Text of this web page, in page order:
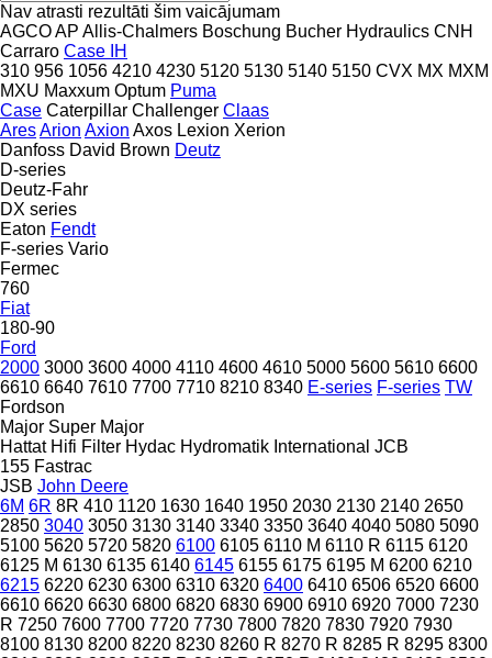
Nav atrasti rezultāti šim vaicājumam
AGCOAP Allis-Chalmers Boschung Bucher Hydraulics CNH
Carraro Case IH
310 956 1056 4210 4230 5120 5130 5140 5150 CVX MX MXM
MXU Maxxum Optum Puma
Case Caterpillar Challenger Claas
AresArion Axion Axos Lexion Xerion
Danfoss David Brown Deutz
D-series
Deutz-Fahr
DX series
Eaton Fendt
F-series Vario
Fermec
760
Fiat
180-90
Ford
2000 3000 3600 4000 4110 4600 4610 5000 5600 5610 6600
6610 6640 7610 7700 7710 8210 8340 E-series F-series TW
Fordson
Major Super Major
Hattat Hifi Filter Hydac Hydromatik International JCB
155 Fastrac
JSB John Deere
6M 6R 8R 410 1120 1630 1640 1950 2030 2130 2140 2650
2850 3040 3050 3130 3140 3340 3350 3640 4040 5080 5090
5100 5620 5720 5820 6100 6105 6110 M 6110 R 6115 6120
6125 M 6130 6135 6140 6145 6155 6175 6195 M 6200 6210
6215 6220 6230 6300 6310 6320 6400 6410 6506 6520 6600
6610 6620 6630 6800 6820 6830 6900 6910 6920 7000 7230
R 7250 7600 7700 7720 7730 7800 7820 7830 7920 7930
8100 8130 8200 8220 8230 8260 R 8270 R 8285 R 8295 8300